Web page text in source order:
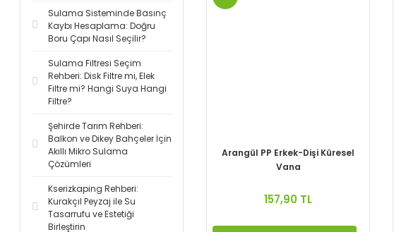
Sulama Sisteminde Basınç
Kaybı Hesaplama: Doğru
Boru Çapı Nasıl Seçilir?
Sulama Filtresi Seçim
Rehberi: Disk Filtre mi, Elek
Filtre mi? Hangi Suya Hangi
Filtre?
Şehirde Tarım Rehberi:
Balkon ve Dikey Bahçeler İçin
Akıllı Mikro Sulama
Çözümleri
Kserizkaping Rehberi:
Kurakçıl Peyzaj ile Su
Tasarrufu ve Estetiği
Birleştirin
Arangül PP Erkek-Dişi Küresel
Vana
157,90 TL